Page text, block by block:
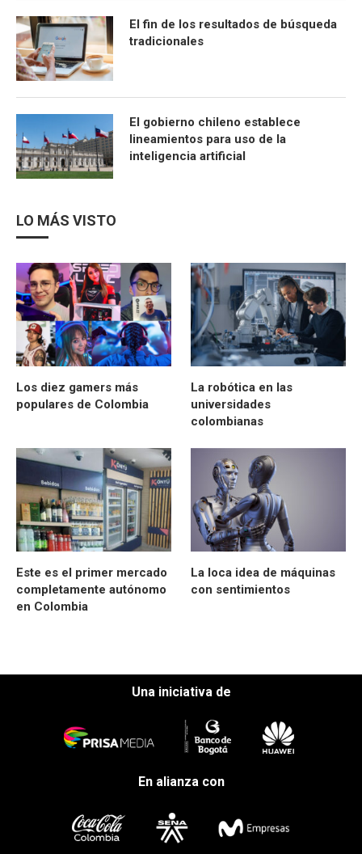
El fin de los resultados de búsqueda
tradicionales
El gobierno chileno establece
lineamientos para uso de la
inteligencia artificial
LO MÁS VISTO
Los diez gamers más
populares de Colombia
La robótica en las
universidades
colombianas
Este es el primer mercado
completamente autónomo
en Colombia
La loca idea de máquinas
con sentimientos
Una iniciativa de
En alianza con